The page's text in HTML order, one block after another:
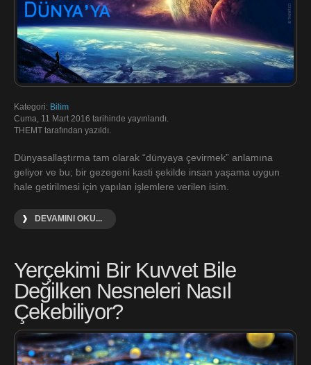
Kategori: Bilim
Cuma, 11 Mart 2016 tarihinde yayınlandı.
THEMT tarafından yazıldı.
Dünyasallaştırma tam olarak “dünyaya çevirmek” anlamına
geliyor ve bu; bir gezegeni kasti şekilde insan yaşama uygun
hale getirilmesi için yapılan işlemlere verilen isim.
DEVAMINI OKU...
Yerçekimi Bir Kuvvet Bile
Değilken Nesneleri Nasıl
Çekebiliyor?